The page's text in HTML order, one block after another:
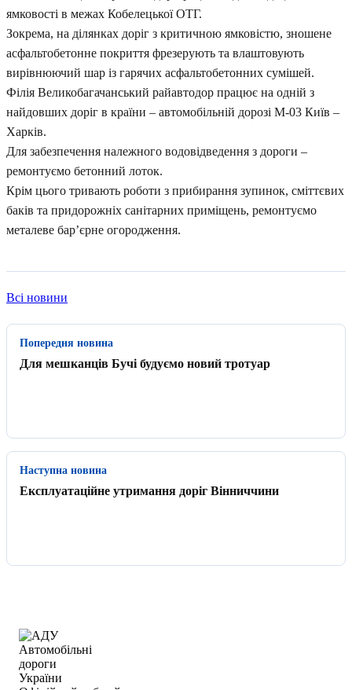
ямковості в межах Кобелецької ОТГ.
Зокрема, на ділянках доріг з критичною ямковістю, зношене
асфальтобетонне покриття фрезерують та влаштовують
вирівнюючий шар із гарячих асфальтобетонних сумішей.
Філія Великобагачанський райавтодор працює на одній з
найдовших доріг в країни – автомобільній дорозі М-03 Київ –
Харків.
Для забезпечення належного водовідведення з дороги –
ремонтуємо бетонний лоток.
Крім цього тривають роботи з прибирання зупинок, сміттєвих
баків та придорожніх санітарних приміщень, ремонтуємо
металеве барʼєрне огородження.
Всі новини
Попередня новина
Для мешканців Бучі будуємо новий тротуар
Наступна новина
Експлуатаційне утримання доріг Вінниччини
Автомобільні
дороги
України